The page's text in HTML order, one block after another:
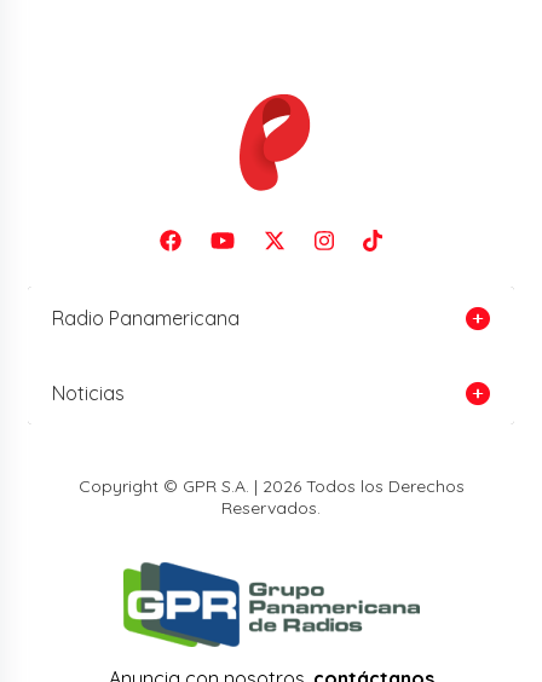
Radio Panamericana
Noticias
Copyright © GPR S.A. | 2026 Todos los Derechos
Reservados.